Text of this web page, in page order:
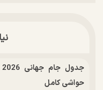
حواشی کامل